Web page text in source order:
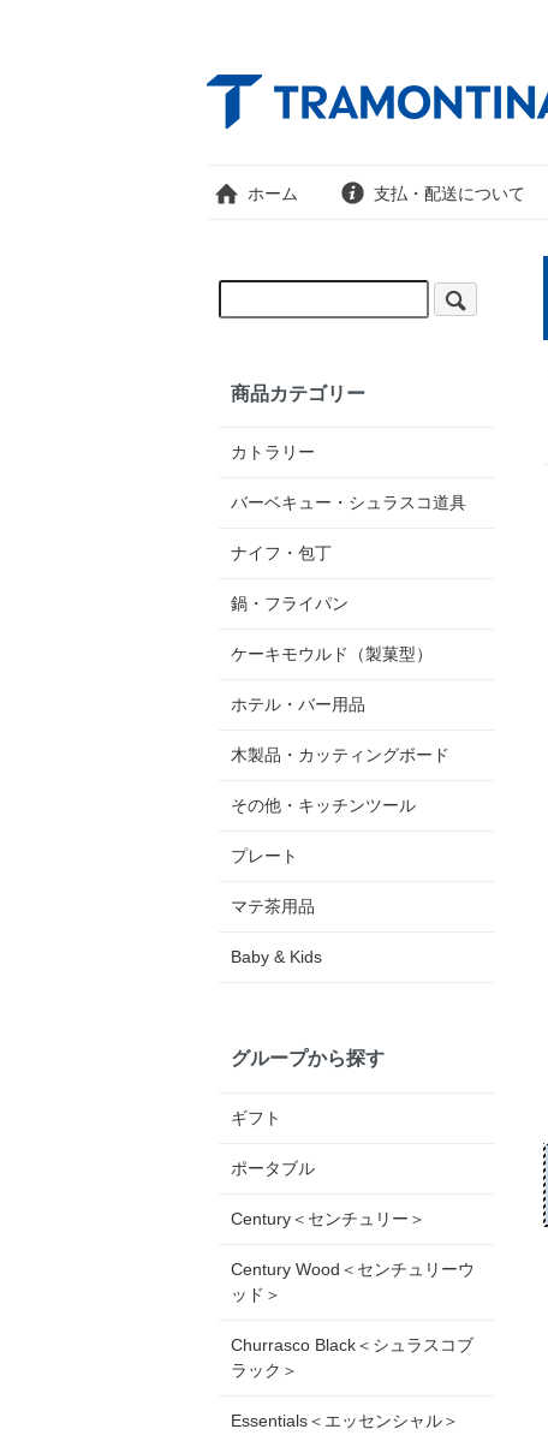
ホーム 支払・配送について
商品カテゴリー
カトラリー
バーベキュー・シュラスコ道具
ナイフ・包丁
鍋・フライパン
ケーキモウルド（製菓型）
ホテル・バー用品
木製品・カッティングボード
その他・キッチンツール
プレート
マテ茶用品
Baby & Kids
グループから探す
ギフト
ポータブル
Century＜センチュリー＞
Century Wood＜センチュリーウ
ッド＞
Churrasco Black＜シュラスコブ
ラック＞
Essentials＜エッセンシャル＞